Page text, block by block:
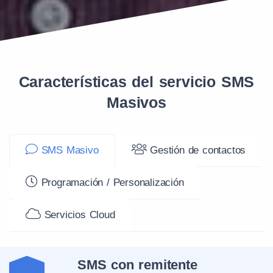
Kuzbass Cellular Phone GSM
Rostelecom 250 22
Teleset LTD (Tele2)
Volgograd - GSM (SMARTS)
Nizhegorodskaya Cellular
250
Características del servicio SMS
Masivos
SMS Masivo Gestión de contactos
Programación / Personalización
Servicios Cloud
SMS con remitente